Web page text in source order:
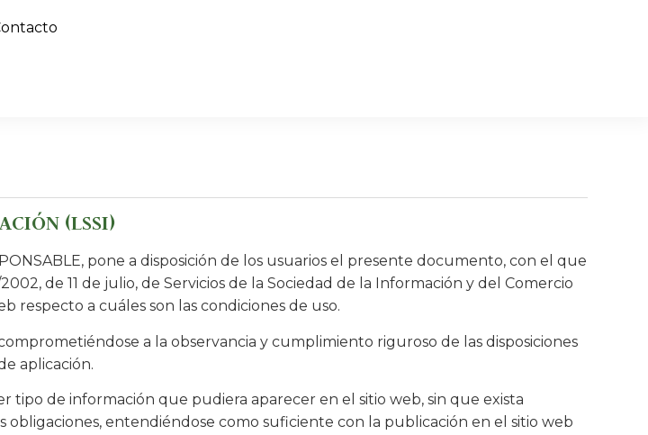
(LSSI)
pone a disposición de los usuarios el presente documento, con el que
de 11 de julio, de Servicios de la Sociedad de la Información y del Comercio
respecto a cuáles son las condiciones de uso.
a la observancia y cumplimiento riguroso de las disposiciones
aplicación.
tipo de información que pudiera aparecer en el sitio web, sin que exista
entendiéndose como suficiente con la publicación en el sitio web